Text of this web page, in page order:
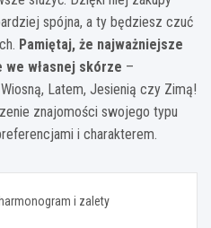
spójna, a ty będziesz czuć
Pamiętaj, że najważniejsze
we własnej skórze –
Latem, Jesienią czy Zimą!
znajomości swojego typu
i charakterem.
i zalety